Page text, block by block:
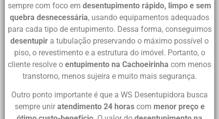
sempre com foco em desentupimento rápido, limpo e sem
quebra desnecessária, usando equipamentos adequados
para cada tipo de entupimento. Dessa forma, conseguimos
desentupir a tubulação preservando o máximo possível o
piso, o revestimento e a estrutura do imóvel. Portanto, o
cliente resolve o entupimento na Cachoeirinha com menos
transtorno, menos sujeira e muito mais segurança.
Outro ponto importante é que a WS Desentupidora busca
sempre unir atendimento 24 horascom menor preço e